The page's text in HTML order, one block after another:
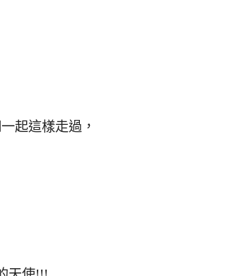
起這樣走過，